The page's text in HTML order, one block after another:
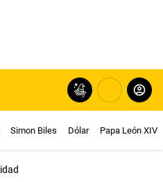
Simon Biles Dólar Papa León XIV